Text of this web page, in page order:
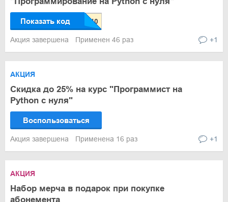
Показать код
Акция завершена Применен 46 раз +1
АКЦИЯ
Скидка до 25% на курс "Программист на
Python с нуля"
Воспользоваться
Акция завершена Применена 16 раз +1
АКЦИЯ
Набор мерча в подарок при покупке
абонемента